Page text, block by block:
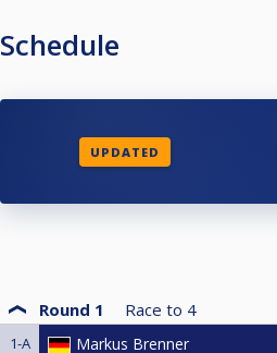
Schedule
UPDATED
Round 1 Race to 4
1-A Markus Brenner